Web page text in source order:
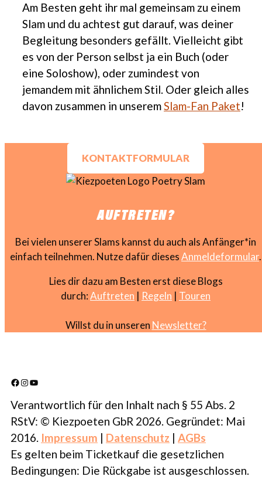
Am Besten geht ihr mal gemeinsam zu einem
Slam und du achtest gut darauf, was deiner
Begleitung besonders gefällt. Vielleicht gibt
es von der Person selbst ja ein Buch (oder
eine Soloshow), oder zumindest von
jemandem mit ähnlichem Stil. Oder gleich alles
davon zusammen in unseremSlam-Fan Paket!
KONTAKTFORMULAR
AUFTRETEN?
Bei vielen unserer Slams kannst du auch als Anfänger*in
einfach teilnehmen. Nutze dafür diesesAnmeldeformular.
Lies dir dazu am Besten erst diese Blogs
durch:Auftreten | Regeln | Touren
Willst du in unseren Newsletter?
Facebook
Instagram
YouTube
Verantwortlich für den Inhalt nach § 55 Abs. 2
RStV: © Kiezpoeten GbR 2026. Gegründet: Mai
2016. Impressum | Datenschutz | AGBs
Es gelten beim Ticketkauf die gesetzlichen
Bedingungen: Die Rückgabe ist ausgeschlossen.